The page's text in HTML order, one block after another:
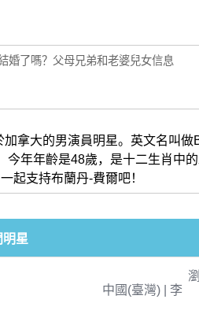
婚了嗎？父母兄弟和老婆兒女信息
拿大的男演員明星。英文名叫做
今年年齡是48歲，是十二生肖中
起支持布蘭丹-費爾吧！
明星
中國(臺灣) | 李